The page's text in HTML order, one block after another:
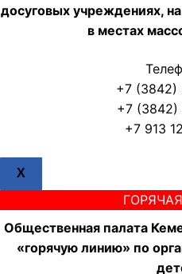
досуговых учреждениях,
в местах
+7
+7
+7 913
X
Общественная палата
«горячую линию» по